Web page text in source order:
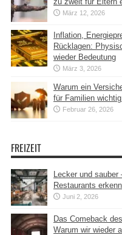
März 12, 2026
Inflation,
Rücklagen:
wieder Bedeutung
März 3, 2026
Warum ein
für Familien
Februar 26, 2026
FREIZEIT
Lecker und sauber
Restaurants
Juni 2, 2026
Das Comeback
Warum wir wieder